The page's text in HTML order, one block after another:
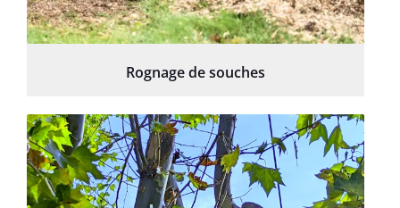
Rognage de souches